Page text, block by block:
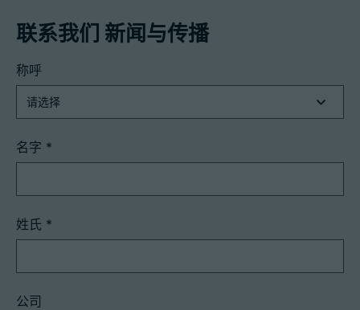
联系我们 新闻与传播
称呼
名字 *
姓氏 *
公司